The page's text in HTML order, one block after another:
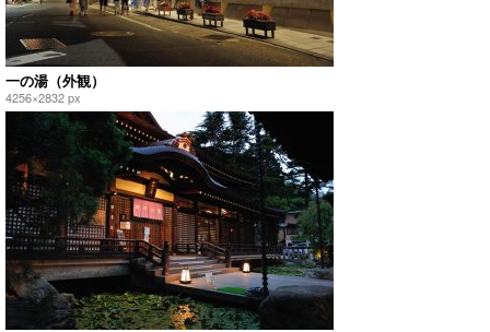
一の湯（外観）
4256×2832 px